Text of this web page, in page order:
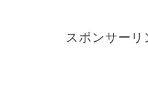
スポンサーリ